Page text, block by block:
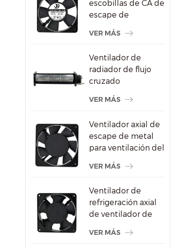
escobillas de CA de
escape de
congelador de
VER MÁS
Ventilador de
radiador de flujo
cruzado
pantallas
VER MÁS
Ventilador axial de
escape de metal
para ventilación del
VER MÁS
Ventilador de
refrigeración axial
de ventilador de
para proveedor de
VER MÁS